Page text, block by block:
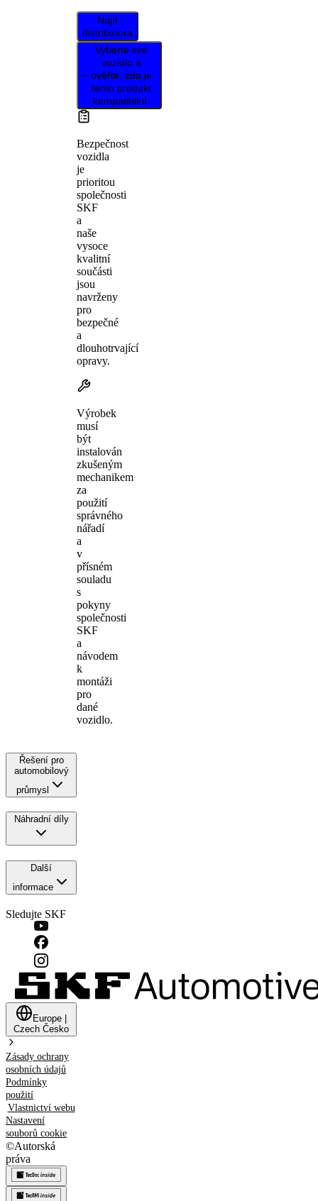
Najít
distributora
Vyberte své
vozidlo a
ověřte, zda je
tento produkt
kompatibilní.
Bezpečnost
vozidla
je
prioritou
společnosti
SKF
a
naše
vysoce
kvalitní
součásti
jsou
navrženy
pro
bezpečné
a
dlouhotrvající
opravy.
Výrobek
musí
být
instalován
zkušeným
mechanikem
za
použití
správného
nářadí
a
v
přísném
souladu
s
pokyny
společnosti
SKF
a
návodem
k
montáži
pro
dané
vozidlo.
Řešení pro
automobilový
průmysl
Náhradní díly
Další
informace
Sledujte SKF
Europe
Czech Česko
Zásady ochrany
osobních údajů
Podmínky
použití
Vlastnictví webu
Nastavení
souborů cookie
©Autorská
práva